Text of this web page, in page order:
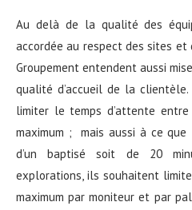
Au delà de la qualité des
accordée au respect des sites et
Groupement entendent aussi
qualité d’accueil de la
limiter le temps d’attente
maximum ; mais aussi à ce
d’un baptisé soit de 20
explorations, ils souhaitent
maximum par moniteur et par